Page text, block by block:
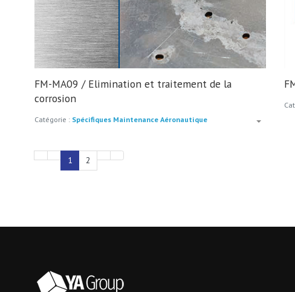
FM-MA09 / Elimination et traitement de la
corrosion
Catégorie : Spécifiques Maintenance Aéronautique
1 2